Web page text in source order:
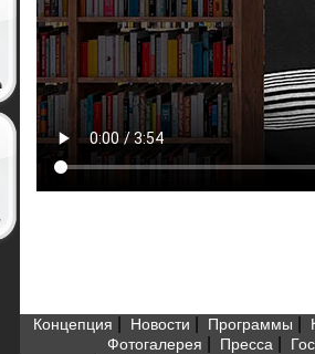
Концепция Новости Программы
Фотогалерея
Пресса